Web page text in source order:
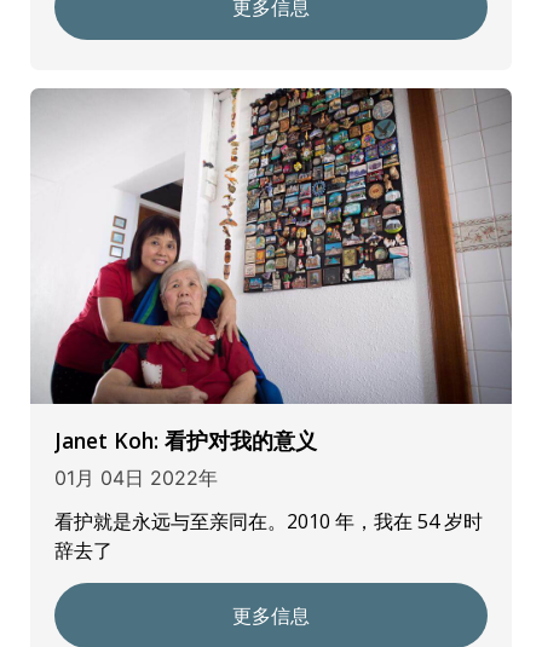
更多信息
Janet Koh: 看护对我的意义
01月 04日 2022年
看护就是永远与至亲同在。2010 年，我在 54 岁时
辞去了
更多信息